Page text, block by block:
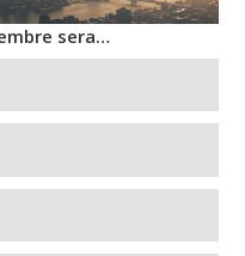
sera…